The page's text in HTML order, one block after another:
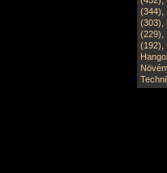
(344),
(303),
(229),
(192),